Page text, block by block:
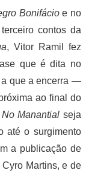
Bonifácioe no
contos da
, Vitor Ramil fez
que é dita no
a que a encerra —
ao final do
No Manantial seja
até o surgimento
a publicação de
Cyro Martins, e de